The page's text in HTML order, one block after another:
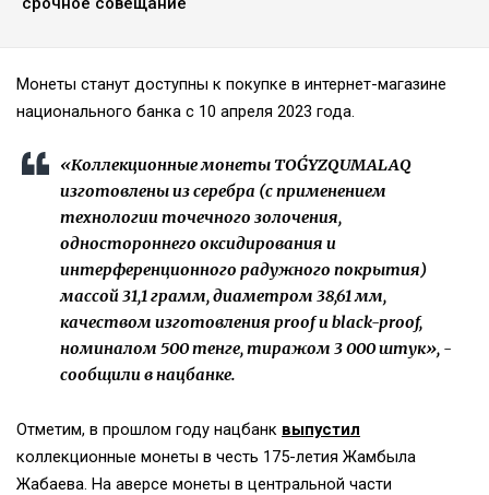
Монеты станут доступны к покупке в интернет-магазине
национального банка с 10 апреля 2023 года.
«Коллекционные монеты TOǴYZQUMALAQ
изготовлены из серебра (с применением
технологии точечного золочения,
одностороннего оксидирования и
интерференционного радужного покрытия)
массой 31,1 грамм, диаметром 38,61 мм,
качеством изготовления proof и black-proof,
номиналом 500 тенге, тиражом 3 000 штук», -
сообщили в нацбанке.
Отметим, в прошлом году нацбанк выпустил
коллекционные монеты в честь 175-летия Жамбыла
Жабаева. На аверсе монеты в центральной части